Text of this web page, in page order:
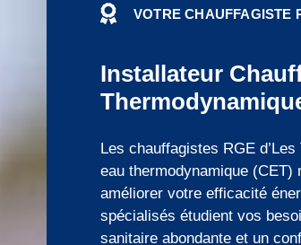
VOTRE CHAUFFAGISTE
Installateur
Les chauffagistes RGE
eau thermodynamique (CET)
améliorer votre efficacité
spécialisés étudient vos
sanitaire abondante et un